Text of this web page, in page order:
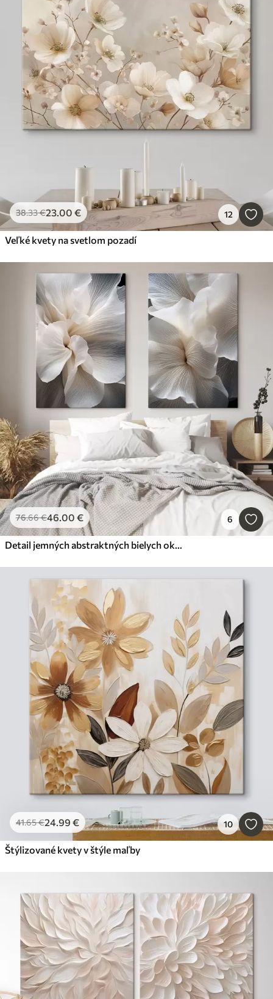
38.33€23.00 € 12
Veľké kvety na svetlom pozadí
76.66€46.00 € 6
Detail jemných abstraktných bielych okvetných lístkov so zložitými líniami a rozmazaným tmavým pozadím
41.65€24.99 € 10
Štýlizované kvety v štýle maľby